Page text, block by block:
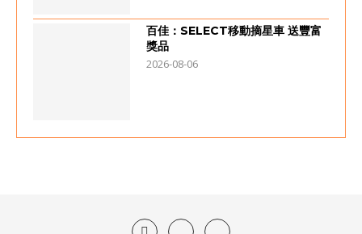
百佳：SELECT移動摘星車 送豐富
獎品
2026-08-06